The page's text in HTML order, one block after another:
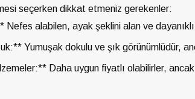
seçerken dikkat etmeniz gerekenler:
alabilen, ayak şeklini alan ve
Yumuşak dokulu ve şık görünümlüdür,
Daha uygun fiyatlı olabilirler,